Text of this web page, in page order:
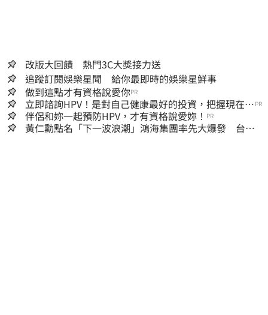
改版大回饋 熱門3C大獎接力送
追蹤訂閱娛樂星聞 給你最即時的娛樂星鮮事
做到這點才有資格說愛你PR
立即諮詢HPV！是對自己健康最好的投資，把握現在不
嫌晚！
PR
伴侶和妳一起預防HPV，才有資格說愛妳！ PR
黃仁勳點名「下一波浪潮」鴻海集團率先大爆發 台股